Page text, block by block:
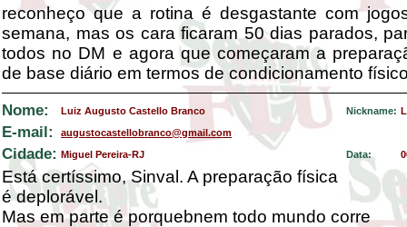
reconheço que a rotina é desgastante com
semana, mas os cara ficaram 50 dias parados,
todos no DM e agora que começaram a
de base diário em termos de condicionamento
Nome: Luiz Augusto Castello Branco Nickname:
E-mail: augustocastellobranco@gmail.com
Cidade: Miguel Pereira-RJ Data:
Está certíssimo, Sinval. A preparação física
é deplorável.
Mas em parte é porquebnem todo mundo corre